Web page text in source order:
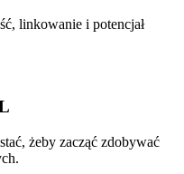
linkowanie i potencjał
żeby zacząć zdobywać